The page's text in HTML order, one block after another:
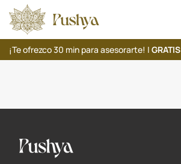
¡Te ofrezco 30 min para asesorarte! | GRATIS